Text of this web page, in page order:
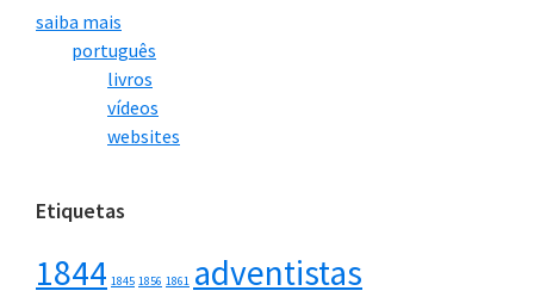
saiba mais
português
livros
vídeos
websites
Etiquetas
1844 1845 1856 1861 adventistas